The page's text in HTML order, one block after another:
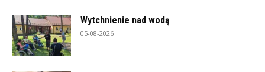
Wytchnienie nad wodą
05-08-2026